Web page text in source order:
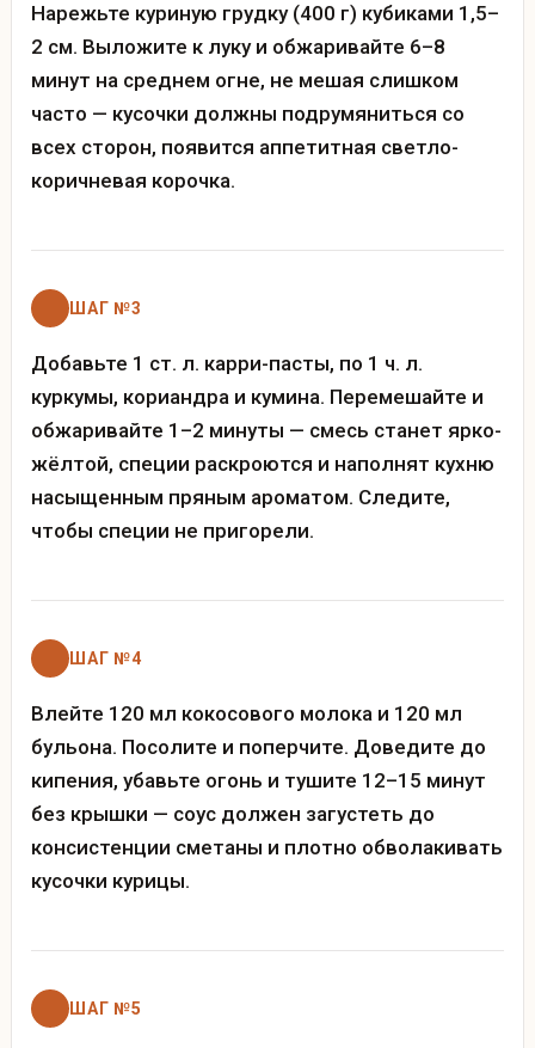
Нарежьте куриную грудку (400 г) кубиками 1,5–
2 см. Выложите к луку и обжаривайте 6–8
минут на среднем огне, не мешая слишком
часто — кусочки должны подрумяниться со
всех сторон, появится аппетитная светло-
коричневая корочка.
ШАГ №3
Добавьте 1 ст. л. карри-пасты, по 1 ч. л.
куркумы, кориандра и кумина. Перемешайте и
обжаривайте 1–2 минуты — смесь станет ярко-
жёлтой, специи раскроются и наполнят кухню
насыщенным пряным ароматом. Следите,
чтобы специи не пригорели.
ШАГ №4
Влейте 120 мл кокосового молока и 120 мл
бульона. Посолите и поперчите. Доведите до
кипения, убавьте огонь и тушите 12–15 минут
без крышки — соус должен загустеть до
консистенции сметаны и плотно обволакивать
кусочки курицы.
ШАГ №5